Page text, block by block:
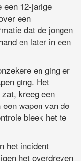
een 12-jarige
een
dat de jongen
en later in een
en ging er
ging. Het
kreeg een
wapen van de
bleek het te
het incident
het overdreven